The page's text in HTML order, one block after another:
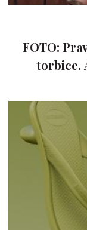
FOTO:
torbice.